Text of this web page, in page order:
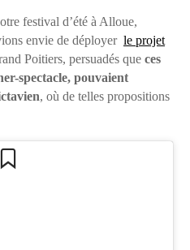
festival d’été à Alloue,
envie de déployer le projet
Poitiers, persuadés que ces
spectacle, pouvaient
, où de telles propositions